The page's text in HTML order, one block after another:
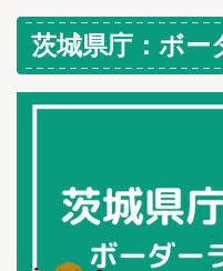
茨城県庁：ボー